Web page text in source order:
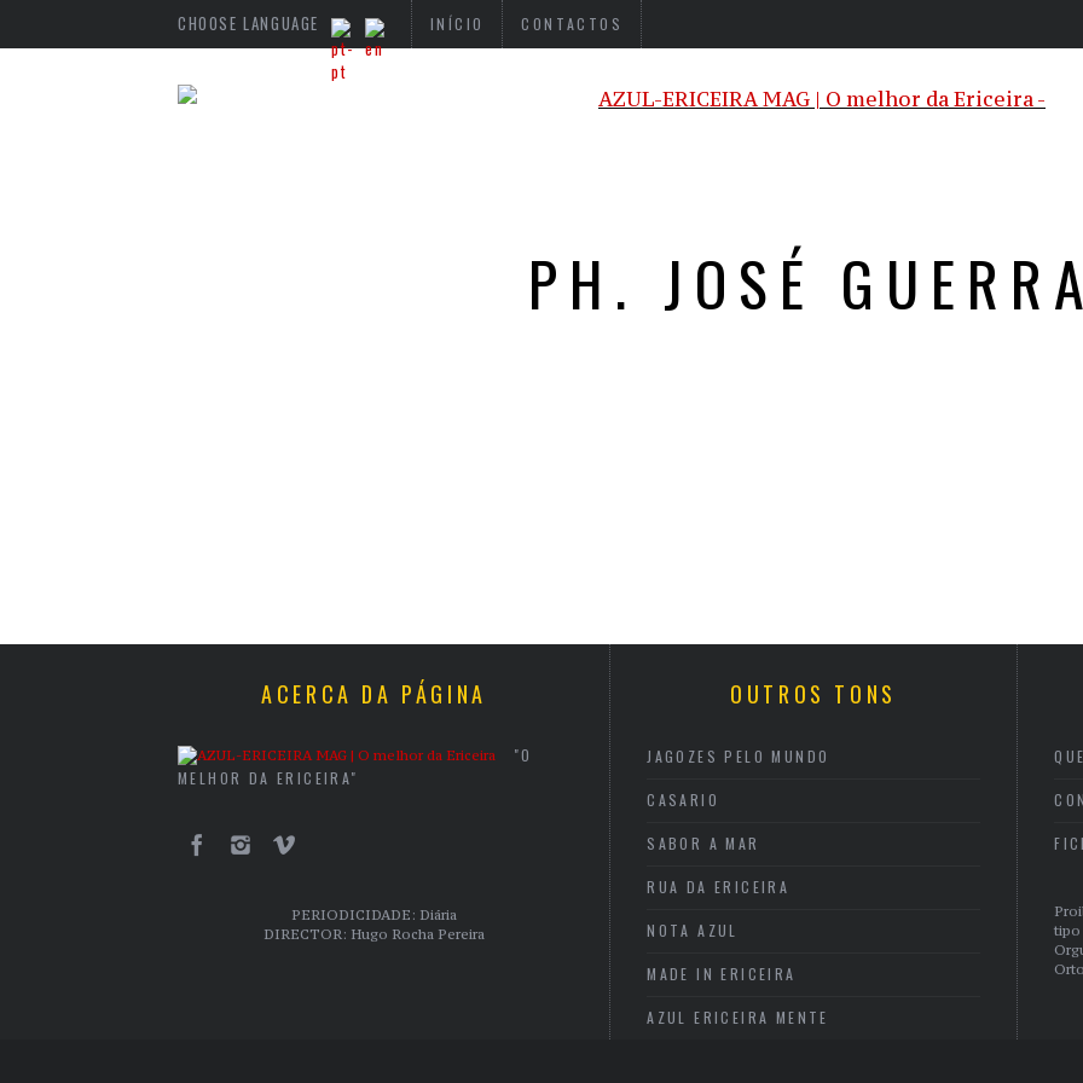
CHOOSE LANGUAGE INÍCIO CONTACTOS
PH. JOSÉ
ACERCA DA PÁGINA
"O
MELHOR DA ERICEIRA"
PERIODICIDADE: Diária
DIRECTOR: Hugo Rocha Pereira
OUTROS TONS
JAGOZES PELO MUNDO
CASARIO
SABOR A MAR
RUA DA ERICEIRA
NOTA AZUL
MADE IN ERICEIRA
AZUL ERICEIRA MENTE
tipo